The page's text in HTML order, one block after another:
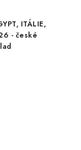
ITÁLIE,
- české